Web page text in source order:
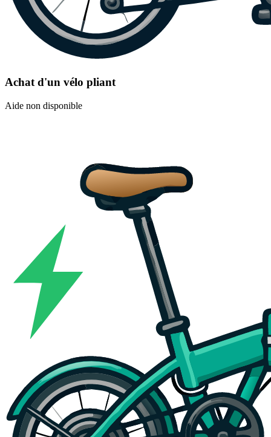
Achat d'un vélo pliant
Aide non disponible